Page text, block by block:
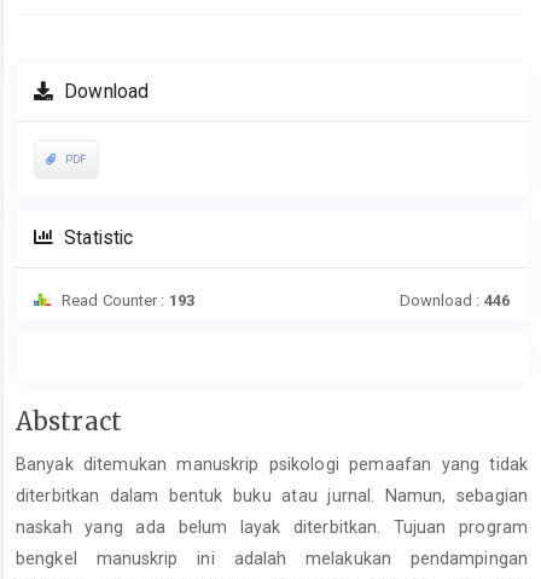
Download
PDF
Statistic
Read Counter : 193 Download : 446
Main
Content
Abstract
Banyak ditemukan manuskrip psikologi pemaafan yang tidak
diterbitkan dalam bentuk buku atau jurnal. Namun, sebagian
naskah yang ada belum layak diterbitkan. Tujuan program
bengkel manuskrip ini adalah melakukan pendampingan